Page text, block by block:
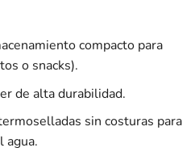
compacto para
o snacks).
de alta durabilidad.
sin costuras para
agua.